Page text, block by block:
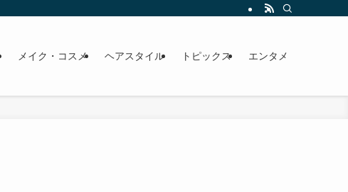
メイク・コスメ ヘアスタイル トピックス エンタメ